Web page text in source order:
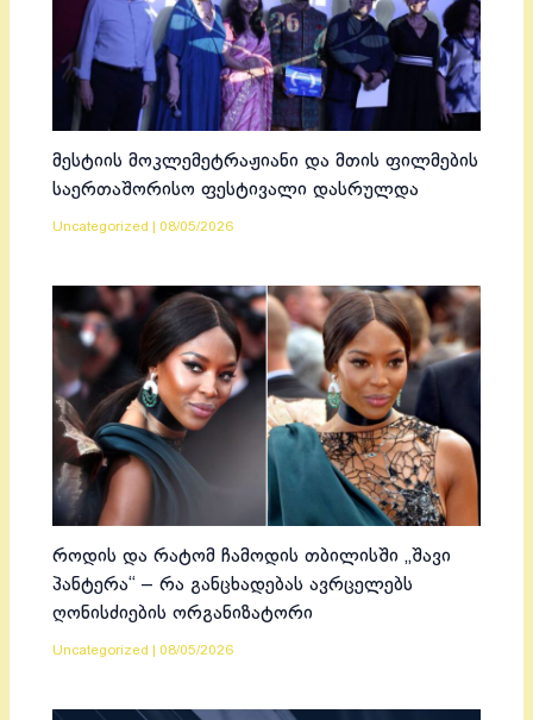
მესტიის მოკლემეტრაჟიანი და მთის ფილმების
საერთაშორისო ფესტივალი დასრულდა
Uncategorized 08/05/2026
როდის და რატომ ჩამოდის თბილისში „შავი
პანტერა“ – რა განცხადებას ავრცელებს
ღონისძიების ორგანიზატორი
Uncategorized 08/05/2026